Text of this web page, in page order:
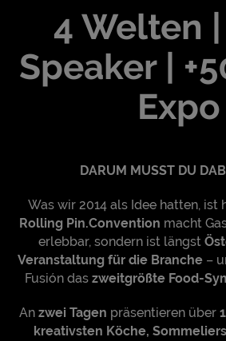
4 Welten |
Speaker |
Expo
DARUM MUSST DU
Was wir 2014 als Idee hatten, ist
Rolling Pin.Convention macht
erlebbar, sondern ist längst
Veranstaltung für die Branche –
Fusión das zweitgrößte Food-
An zwei Tagen präsentieren über
kreativsten Köche,